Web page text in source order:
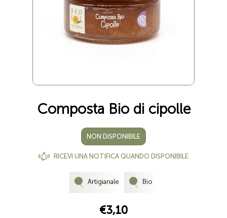
Composta Bio di cipolle
NON DISPONIBILE
RICEVI UNA NOTIFICA QUANDO DISPONIBILE
Artigianale Bio
€3,10